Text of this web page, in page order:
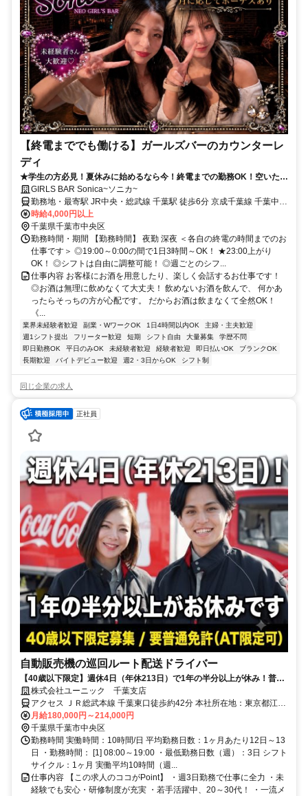
【終電まででも働ける】ガールズバーのカウンターレ
ディ
★学生の方必見！夏休みに始めるなら今！終電までの勤務OK！空いた時
間に稼げる！学生・Ｗワーク活躍中！
GIRLS BAR Sonica~ソニカ~
勤務地・最寄駅 JR中央・総武線 千葉駅 徒歩6分 京成千葉線 千葉中央
駅 徒歩3分 JR中央・総武線 津田沼駅 電車で10分
時給4,000円以上
千葉県千葉市中央区
勤務時間・期間 【勤務時間】 夜勤 深夜 ＜各自の終電の時間までのお
仕事です＞ ◎19:00～0:00の間で1日3時間～OK！ ★23:00上がり
OK！ ◎シフトは自由に調整可能！ ◎週ごとのシフ...
仕事内容 お客様にお酒を用意したり、楽しく会話するお仕事です！
◎お酒は無理に飲めなくて大丈夫！ 飲めないお酒を飲んで、 何かあ
ったらそっちの方が心配です。 だからお酒は飲まなくて全然OK！
《...
業界未経験者歓迎 副業・WワークOK 1日4時間以内OK
主婦・主夫歓迎
週1シフト提出
フリーター歓迎 短期 シフト自由 大量募集
学歴不問
即日勤務OK
平日のみOK 未経験者歓迎 経験者歓迎 即日払いOK
ブランクOK
長期歓迎
バイトデビュー歓迎 週2・3日からOK シフト制
同じ企業の求人
正社員
自動販売機の巡回ルート配送ドライバー
【40歳以下限定】週休4日（年休213日）で1年の半分以上が休み！普通
免許があれば9割が未経験スタート。夜勤なしのルート配送です！
株式会社ユーニック 千葉支店
アクセス ＪＲ総武本線 千葉東口徒歩約42分 本社所在地：東京都江東
区亀戸2-22-17 日本生命亀戸ビル3F
月給180,000円～214,000円
千葉県千葉市中央区
勤務時間 実働時間：10時間/日 平均勤務日数：1ヶ月あたり12日～13
日 ・勤務時間： [1] 08:00～19:00 ・最低勤務日数（週）：3日 シフト
サイクル：1ヶ月 実働平均10時間（週...
仕事内容 【この求人のココがPoint】 ・週3日勤務で仕事に全力 ・未
経験でも安心・研修制度が充実 ・若手活躍中、20～30代！ ・一流メ